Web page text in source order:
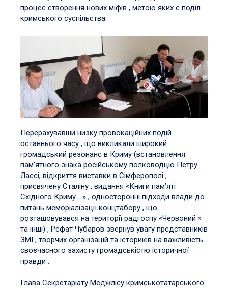
процес створення нових міфів , метою яких є поділ
кримського суспільства.
Перерахувавши низку провокаційних подій
останнього часу , що викликали широкий
громадський резонанс в Криму (встановлення
пам’ятного знака російському полководцю Петру
Лассі, відкриття виставки в Сімферополі ,
присвячену Сталіну , видання «Книги пам’яті
Східного Криму …» , односторонні підходи влади до
питань меморіалізації концтабору , що
розташовувався на території радгоспу «Червоний »
та інші) , Рефат Чубаров звернув увагу представників
ЗМІ , творчих організацій та істориків на важливість
своєчасного захисту громадськістю історичної
правди .
Глава Секретаріату Меджлісу кримськотатарського